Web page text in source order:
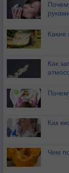
Какие
Как
Как
Чем